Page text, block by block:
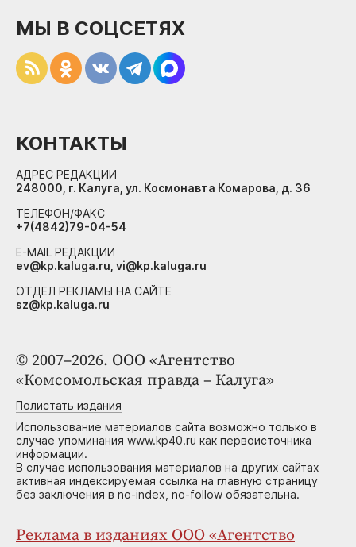
© 2007–2026. ООО «Агентство
«Комсомольская правда – Калуга»
Полистать издания
Использование материалов сайта возможно только в
случае упоминания www.kp40.ru как первоисточника
информации.
В случае использования материалов на других сайтах
активная индексируемая ссылка на главную страницу
без заключения в no-index, no-follow обязательна.
Реклама в изданиях ООО «Агентство
МЫ В СОЦСЕТЯХ
КОНТАКТЫ
АДРЕС РЕДАКЦИИ
248000, г. Калуга, ул. Космонавта Комарова, д. 36
ТЕЛЕФОН/ФАКС
+7(4842)79-04-54
E-MAIL РЕДАКЦИИ
ev@kp.kaluga.ru, vi@kp.kaluga.ru
ОТДЕЛ РЕКЛАМЫ НА САЙТЕ
sz@kp.kaluga.ru